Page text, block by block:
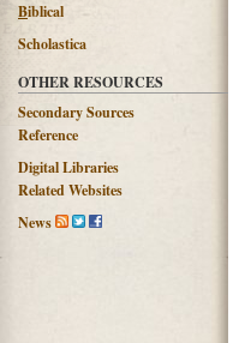
Biblical
Scholastica
OTHER RESOURCES
Secondary Sources
Reference
Digital Libraries
Related Websites
News